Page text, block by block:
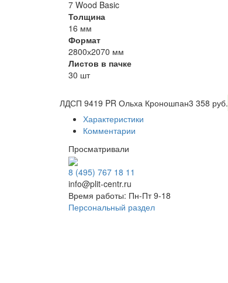
7 Wood Basic
Толщина
16 мм
Формат
2800х2070 мм
Листов в пачке
30 шт
ЛДСП 9419 PR Ольха Кроношпан3 358 руб.
Характеристики
Комментарии
Просматривали
8 (495) 767 18 11
info@plit-centr.ru
Время работы: Пн-Пт 9-18
Персональный раздел